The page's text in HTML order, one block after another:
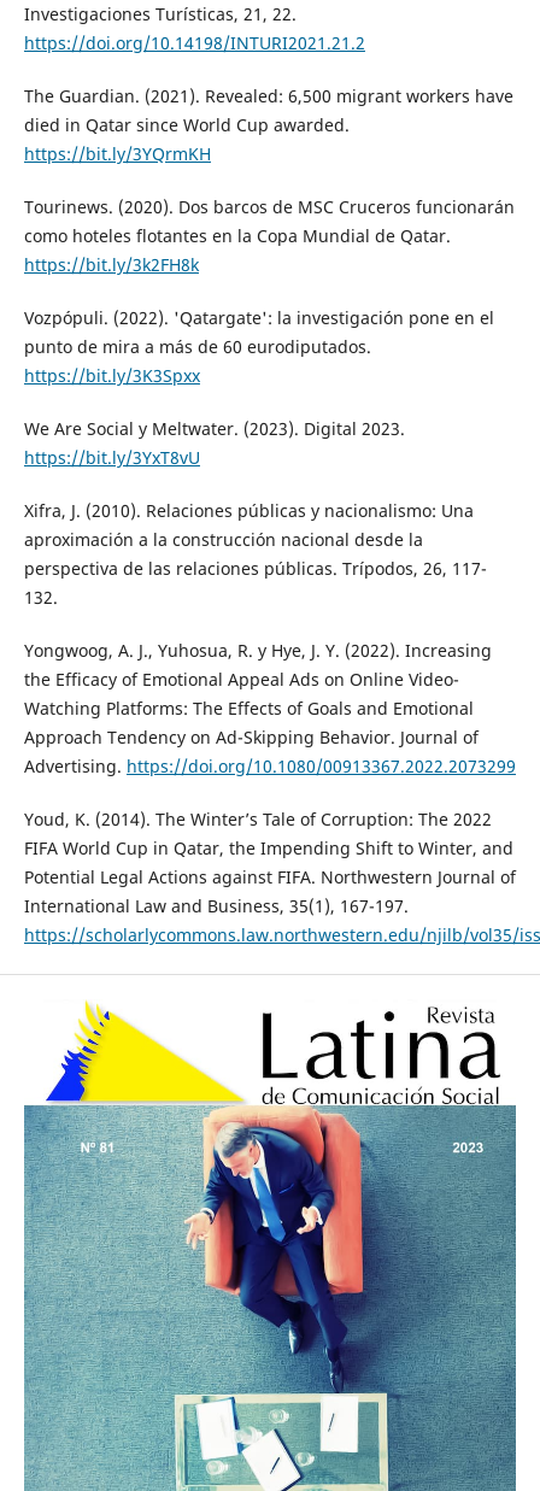
Investigaciones Turísticas, 21, 22.
https://doi.org/10.14198/INTURI2021.21.2
The Guardian. (2021). Revealed: 6,500 migrant workers have
died in Qatar since World Cup awarded.
https://bit.ly/3YQrmKH
Tourinews. (2020). Dos barcos de MSC Cruceros funcionarán
como hoteles flotantes en la Copa Mundial de Qatar.
https://bit.ly/3k2FH8k
Vozpópuli. (2022). 'Qatargate': la investigación pone en el
punto de mira a más de 60 eurodiputados.
https://bit.ly/3K3Spxx
We Are Social y Meltwater. (2023). Digital 2023.
https://bit.ly/3YxT8vU
Xifra, J. (2010). Relaciones públicas y nacionalismo: Una
aproximación a la construcción nacional desde la
perspectiva de las relaciones públicas. Trípodos, 26, 117-
132.
Yongwoog, A. J., Yuhosua, R. y Hye, J. Y. (2022). Increasing
the Efficacy of Emotional Appeal Ads on Online Video-
Watching Platforms: The Effects of Goals and Emotional
Approach Tendency on Ad-Skipping Behavior. Journal of
Advertising. https://doi.org/10.1080/00913367.2022.2073299
Youd, K. (2014). The Winter’s Tale of Corruption: The 2022
FIFA World Cup in Qatar, the Impending Shift to Winter, and
Potential Legal Actions against FIFA. Northwestern Journal of
International Law and Business, 35(1), 167-197.
https://scholarlycommons.law.northwestern.edu/njilb/vol35/